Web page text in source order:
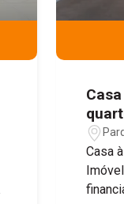
Casa
financiamento